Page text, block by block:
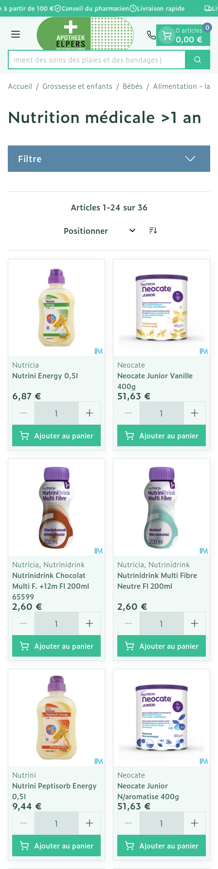
Aller au contenu
1 de 1
partir de 100 € Conseil du pharmacien Livraison rapide
Menu
Rechercherdes soins des plaies et des bandages
0 articles
0,00 €
0
Accueil / Grossesse et enfants / Bébés / Alimentation - lait
Nutrition médicale >1 an
Filtre
Articles 1-24 sur 36
Trier par:
Nutricia
Nutrini Energy 0,5l
6,87 €
Ajouter au panier
Neocate
Neocate Junior Vanille
400g
51,63 €
Ajouter au panier
Nutricia, Nutrinidrink
Nutrinidrink Chocolat
Multi F. +12m Fl 200ml
65599
2,60 €
Ajouter au panier
Nutricia, Nutrinidrink
Nutrinidrink Multi Fibre
Neutre Fl 200ml
2,60 €
Ajouter au panier
Nutrini
Nutrini Peptisorb Energy
0,5l
9,44 €
Ajouter au panier
Neocate
Neocate Junior
N/aromatise 400g
51,63 €
Ajouter au panier